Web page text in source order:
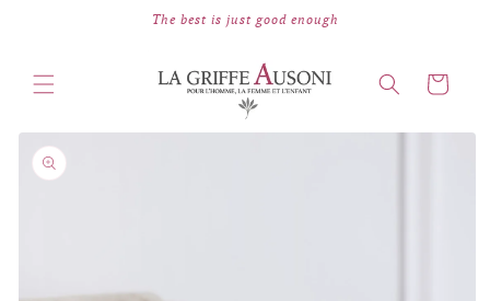
The best is just good enough
Cart
Skip to
product
information